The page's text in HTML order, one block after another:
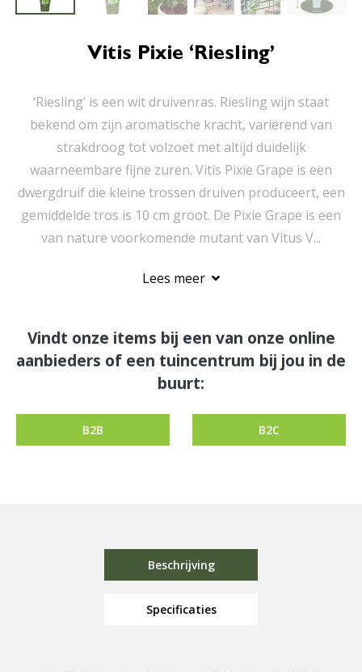
Vitis Pixie ‘Riesling’
‘Riesling’ is een wit druivenras. Riesling wijn staat
bekend om zijn aromatische kracht, variërend van
strakdroog tot volzoet met altijd duidelijk
waarneembare fijne zuren. Vitis Pixie Grape is een
dwergdruif die kleine trossen druiven produceert, een
gemiddelde tros is 10 cm groot. De Pixie Grape is een
van nature voorkomende mutant van Vitus V...
Lees meer
Vindt onze items bij een van onze online
aanbieders of een tuincentrum bij jou in de
buurt:
B2B B2C
Beschrijving
Specificaties